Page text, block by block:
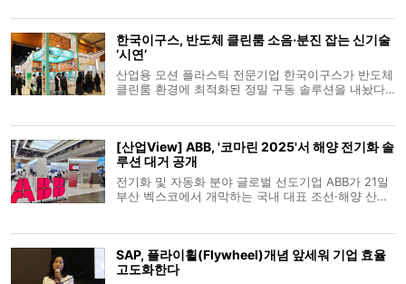
있다. 여전히 많은 중소
한국이구스, 반도체 클린룸 소음·분진 잡는 신기술
‘시연’
산업용 모션 플라스틱 전문기업 한국이구스가 반도체
클린룸 환경에 최적화된 정밀 구동 솔루션을 내놨다.
다고 12일 밝혔다. 'CFS
[산업View] ABB, '코마린 2025'서 해양 전기화 솔
루션 대거 공개
전기화 및 자동화 분야 글로벌 선도기업 ABB가 21일
부산 벡스코에서 개막하는 국내 대표 조선·해양 산업
에서 ‘해양 산업의 전기화(Mari
SAP, 플라이휠(Flywheel)개념 앞세워 기업 효율
고도화한다